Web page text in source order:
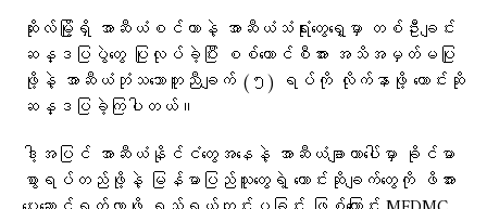
ဆိုးလ်မြို့ရှိ အာဆီယံစင်တာနဲ့ အာဆီယံသံရုံးတွေရှေ့မှာ တစ်ဦးချင်း
ဆန္ဒပြပွဲတွေ ပြုလုပ်ခဲ့ပြီး စစ်ကောင်စီအား အသိအမှတ်မပြု
ဖို့နဲ့ အာဆီယံဘုံသဘောတူညီချက် (၅) ရပ်ကို လိုက်နာဖို့ တောင်းဆို
ဆန္ဒပြခဲ့ကြပါတယ်။
ဒါ့အပြင် အာဆီယံနိုင်ငံတွေအနေနဲ့ အာဆီယံချာတာပေါ်မှာ ခိုင်မာ
စွာရပ်တည်ဖို့နဲ့ မြန်မာပြည်သူတွေရဲ့ တောင်းဆိုချက်တွေကို ဖိအား